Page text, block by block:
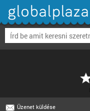
Üzenet küldése
E-mail